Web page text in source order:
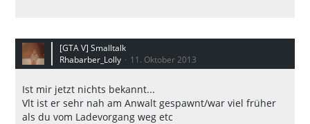
[GTA V] Smalltalk
Rhabarber_Lolly
11. Oktober 2013
Ist mir jetzt nichts bekannt...
Vlt ist er sehr nah am Anwalt gespawnt/war viel früher
als du vom Ladevorgang weg etc